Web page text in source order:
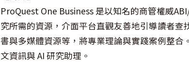
ProQuest One Business 是以知名的商管權威
究所需的資源，介面平台直觀友善地引導讀者
書與多媒體資源等，將專業理論與實踐案例整合
文資訊與 AI 研究助理。